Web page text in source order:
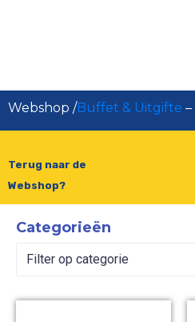
Webshop /Buffet & Uitgifte –
Terug naar de
Webshop?
Categorieën
Filter op categorie